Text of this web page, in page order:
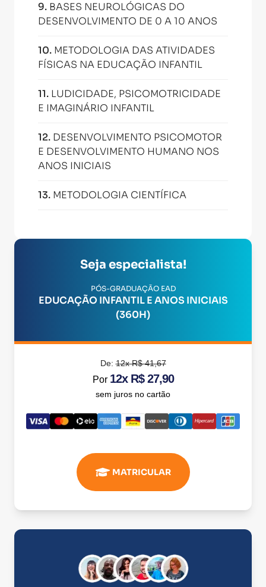
9. BASES NEUROLÓGICAS DO
DESENVOLVIMENTO DE 0 A 10 ANOS
10. METODOLOGIA DAS ATIVIDADES
FÍSICAS NA EDUCAÇÃO INFANTIL
11. LUDICIDADE, PSICOMOTRICIDADE
E IMAGINÁRIO INFANTIL
12. DESENVOLVIMENTO PSICOMOTOR
E DESENVOLVIMENTO HUMANO NOS
ANOS INICIAIS
13. METODOLOGIA CIENTÍFICA
Seja especialista!
PÓS-GRADUAÇÃO EAD
EDUCAÇÃO INFANTIL E ANOS INICIAIS
(360H)
De:12x R$ 41,67
Por 12x R$ 27,90
sem juros no cartão
MATRICULAR